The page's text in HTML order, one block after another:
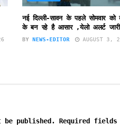
नई दिल्ली-सावन के पहले सोमवार को
के बन रहे है आसार ,येलो अलर्ट जारी
BY NEWS-EDITOR AUGUST 3,
be published. Required fields